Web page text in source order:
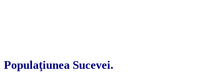
Populaţiunea Sucevei.